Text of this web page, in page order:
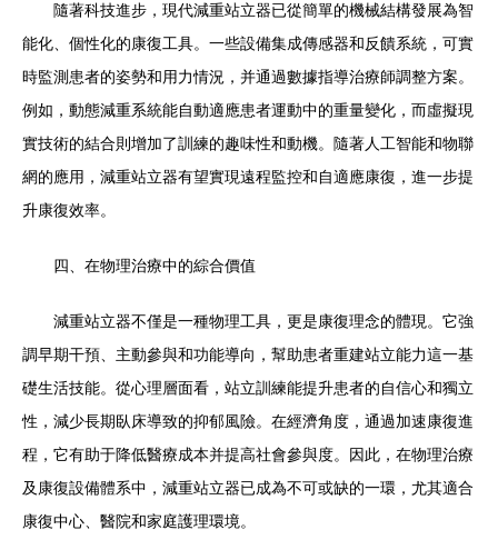
隨著科技進步，現代減重站立器已從簡單的機械結構發展為智
能化、個性化的康復工具。一些設備集成傳感器和反饋系統，可實
時監測患者的姿勢和用力情況，并通過數據指導治療師調整方案。
例如，動態減重系統能自動適應患者運動中的重量變化，而虛擬現
實技術的結合則增加了訓練的趣味性和動機。隨著人工智能和物聯
網的應用，減重站立器有望實現遠程監控和自適應康復，進一步提
升康復效率。
四、在物理治療中的綜合價值
減重站立器不僅是一種物理工具，更是康復理念的體現。它強
調早期干預、主動參與和功能導向，幫助患者重建站立能力這一基
礎生活技能。從心理層面看，站立訓練能提升患者的自信心和獨立
性，減少長期臥床導致的抑郁風險。在經濟角度，通過加速康復進
程，它有助于降低醫療成本并提高社會參與度。因此，在物理治療
及康復設備體系中，減重站立器已成為不可或缺的一環，尤其適合
康復中心、醫院和家庭護理環境。